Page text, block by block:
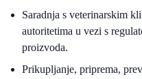
Saradnja s veterinarskim
autoritetima u vezi s
proizvoda.
Prikupljanje, priprema,